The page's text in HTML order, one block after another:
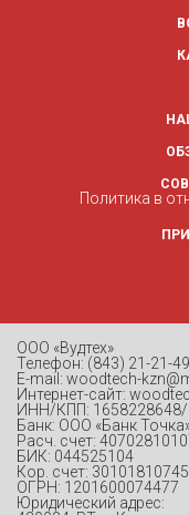
Политика в
ООО «Вудтех»
Телефон: (843) 21-21-
E-mail: woodtech-
Интернет-сайт:
ИНН/КПП: 1658228648/
Банк: ООО «Банк
Расч. счет:
БИК: 044525104
Кор. счет:
ОГРН: 1201600074477
Юридический адрес: